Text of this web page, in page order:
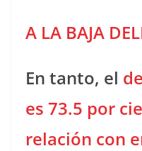
A LA BAJA
En tanto, el
es 73.5 por
relación con